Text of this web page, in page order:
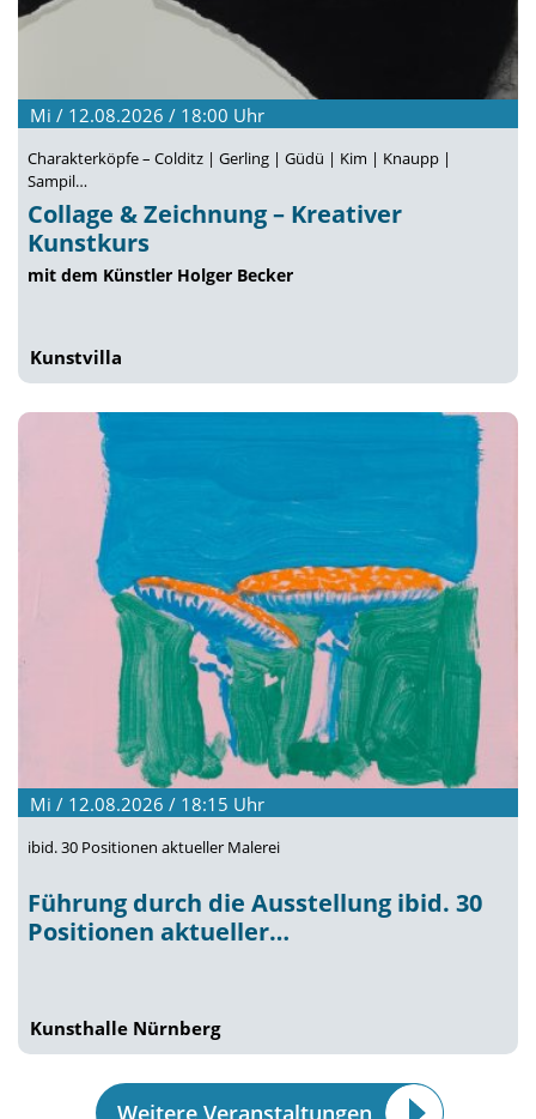
Mi / 12.08.2026 / 18:00 Uhr
Charakterköpfe – Colditz | Gerling | Güdü | Kim | Knaupp |
Sampil…
Collage & Zeichnung – Kreativer
Kunstkurs
mit dem Künstler Holger Becker
Kunstvilla
Mi / 12.08.2026 / 18:15 Uhr
ibid. 30 Positionen aktueller Malerei
Führung durch die Ausstellung ibid. 30
Positionen aktueller…
Kunsthalle Nürnberg
Weitere Veranstaltungen